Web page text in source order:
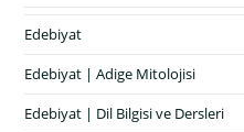
Edebiyat
Edebiyat | Adige Mitolojisi
Edebiyat | Dil Bilgisi ve Dersleri